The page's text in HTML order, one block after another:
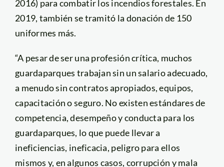
2016) para combatir los incendios forestales. En
2019, también se tramitó la donación de 150
uniformes más.
“A pesar de ser una profesión crítica, muchos
guardaparques trabajan sin un salario adecuado,
a menudo sin contratos apropiados, equipos,
capacitación o seguro. No existen estándares de
competencia, desempeño y conducta para los
guardaparques, lo que puede llevar a
ineficiencias, ineficacia, peligro para ellos
mismos y, en algunos casos, corrupción y mala